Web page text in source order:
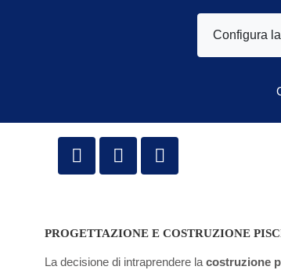
Configura
PROGETTAZIONE E COSTRUZIONE
La decisione di intraprendere la costruzione